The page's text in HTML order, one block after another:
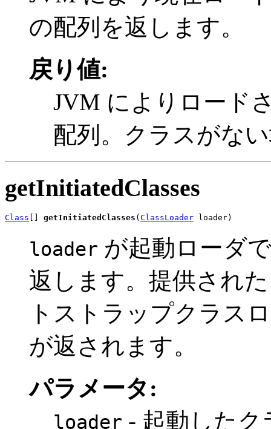
の配列を返します。
戻り値:
JVM によりロード
配列。クラスがな
getInitiatedClasses
Class getInitiatedClasses ( ClassLoader loader)
loader が起動ローダ
返します。提供され
トストラップクラス
が返されます。
パラメータ:
loader - 起動した